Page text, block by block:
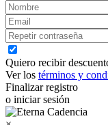
Quiero recibir
Ver los términos y
Finalizar registro
o iniciar sesión